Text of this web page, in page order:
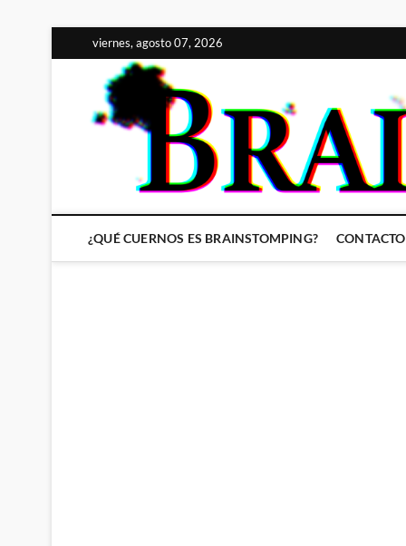
al
contenido
viernes, agosto 07, 2026
¿QUÉ CUERNOS ES BRAINSTOMPING? CONTACTO